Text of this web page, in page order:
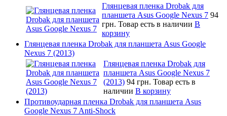
Глянцевая пленка Drobak для
планшета Asus Google Nexus 7 94
грн. Товар есть в наличии В
корзину
Глянцевая пленка Drobak для планшета Asus Google
Nexus 7 (2013)
Глянцевая пленка Drobak для
планшета Asus Google Nexus 7
(2013) 94 грн. Товар есть в
наличии В корзину
Противоударная пленка Drobak для планшета Asus
Google Nexus 7 Anti-Shock